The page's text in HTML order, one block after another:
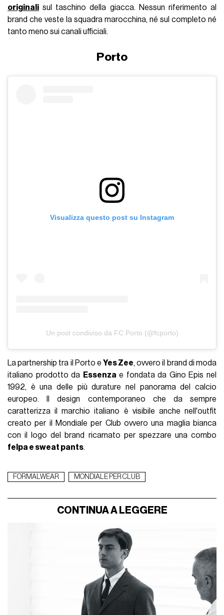
originali sul taschino della giacca. Nessun riferimento al
brand che veste la squadra marocchina, né sul completo né
tanto meno sui canali ufficiali.
Porto
Visualizza questo post su Instagram
Un post condiviso da FC Porto (@fcporto)
La partnership tra il Porto e Yes Zee, ovvero il brand di moda
italiano prodotto da Essenza e fondata da Gino Epis nel
1992, è una delle più durature nel panorama del calcio
europeo. Il design contemporaneo che da sempre
caratterizza il marchio italiano è visibile anche nell'outfit
creato per il Mondiale per Club ovvero una maglia bianca
con il logo del brand ricamato per spezzare una combo
felpa e sweat pants.
FORMALWEAR MONDIALE PER CLUB
CONTINUA A LEGGERE